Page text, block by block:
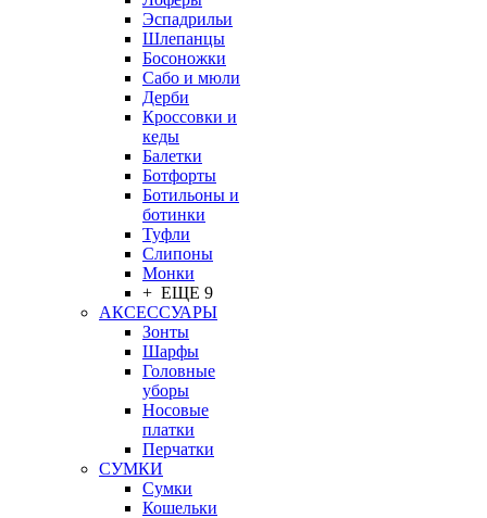
Эспадрильи
Шлепанцы
Босоножки
Сабо и мюли
Дерби
Кроссовки и
кеды
Балетки
Ботфорты
Ботильоны и
ботинки
Туфли
Слипоны
Монки
+ ЕЩЕ 9
АКСЕССУАРЫ
Зонты
Шарфы
Головные
уборы
Носовые
платки
Перчатки
СУМКИ
Сумки
Кошельки